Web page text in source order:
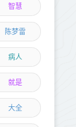
智慧
陈梦雷
病人
就是
大全